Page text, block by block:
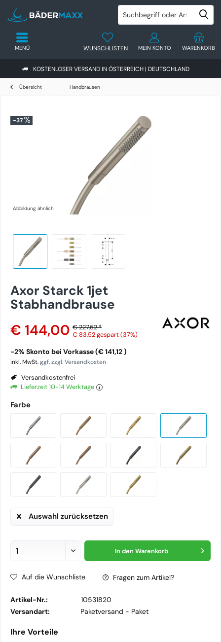
KOSTENLOSER VERSAND IN ÖSTERREICH | DEUTSCHLAND
WARENKORB
WUNSCHLISTEN MEIN KONTO
MENÜ
Übersicht Handbrausen
-37
Abbildung ähnlich
Axor Starck 1jet
Stabhandbrause
€ 144,00 € 227,52 *
€ 83,52gespart (37%)
-2% Skonto bei Vorkasse (€ 141,12 )
inkl. MwSt.ggf. zzgl. Versandkosten
Versandkostenfrei
Lieferzeit 10-14 Werktage
Farbe
Auswahl zurücksetzen
In den Warenkorb
Auf die Wunschliste Fragen zum Artikel?
Artikel-Nr.:
10531820
Versandart:
Paketversand - Paket
Ihre Vorteile